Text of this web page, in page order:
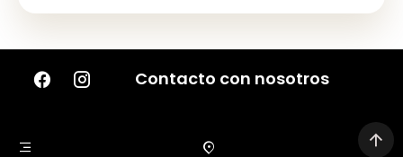
Contacto con nosotros